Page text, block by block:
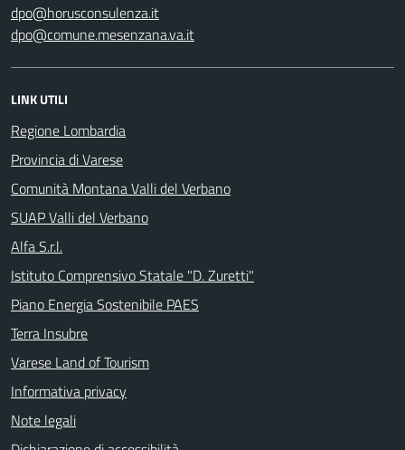
dpo@horusconsulenza.it
dpo@comune.mesenzana.va.it
LINK UTILI
Regione Lombardia
Provincia di Varese
Comunità Montana Valli del Verbano
SUAP Valli del Verbano
Alfa S.r.l.
Istituto Comprensivo Statale "D. Zuretti"
Piano Energia Sostenibile PAES
Terra Insubre
Varese Land of Tourism
Informativa privacy
Note legali